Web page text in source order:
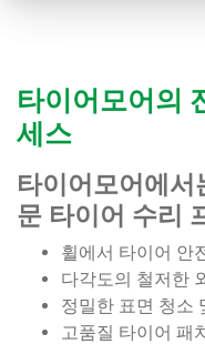
타이어모어의
세스
타이어모어에서
문 타이어 수리
휠에서 타이어 안
다각도의 철저한
정밀한 표면 청소
고품질 타이어 패